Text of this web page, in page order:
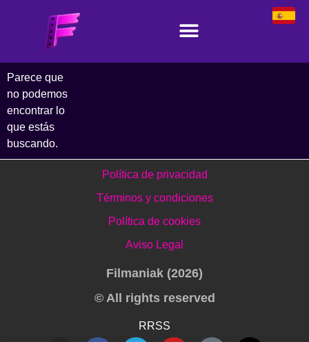
Parece que
no podemos
encontrar lo
que estás
buscando.
Política de privacidad
Términos y condiciones
Política de cookies
Aviso Legal
Filmaniak (2026)
© All rights reserved
RRSS